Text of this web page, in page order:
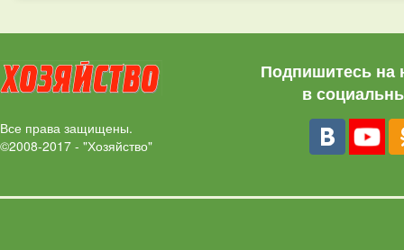
Все права защищены.
©2008-2017 - "Хозяйство"
Подпишитесь на
в